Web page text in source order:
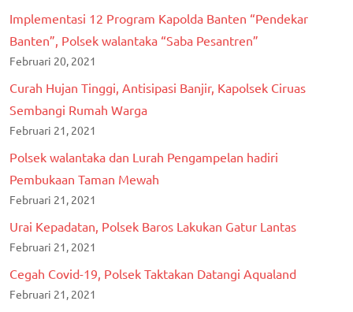
Implementasi 12 Program Kapolda Banten “Pendekar
Banten”, Polsek walantaka “Saba Pesantren”
Februari 20, 2021
Curah Hujan Tinggi, Antisipasi Banjir, Kapolsek Ciruas
Sembangi Rumah Warga
Februari 21, 2021
Polsek walantaka dan Lurah Pengampelan hadiri
Pembukaan Taman Mewah
Februari 21, 2021
Urai Kepadatan, Polsek Baros Lakukan Gatur Lantas
Februari 21, 2021
Cegah Covid-19, Polsek Taktakan Datangi Aqualand
Februari 21, 2021